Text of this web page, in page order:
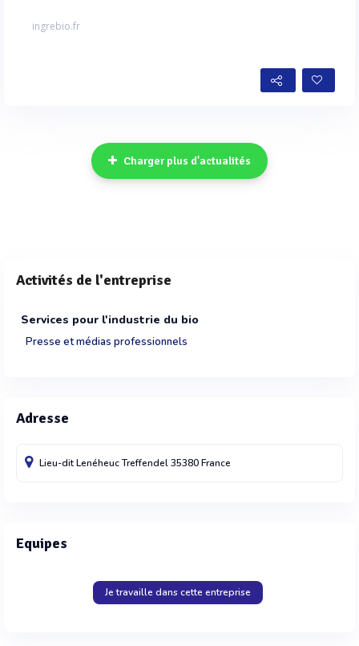
ingrebio.fr
Charger plus d'actualités
Activités de l'entreprise
Services pour l'industrie du bio
Presse et médias professionnels
Adresse
Lieu-dit LenéheucTreffendel35380France
Equipes
Je travaille dans cette entreprise